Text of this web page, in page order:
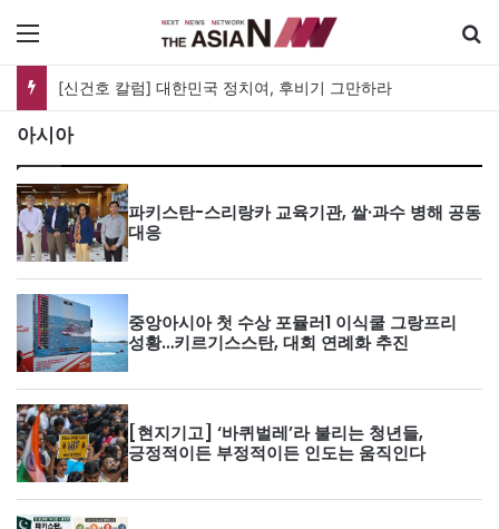
[신건호 칼럼] 대한민국 정치여, 후비기 그만하라
아시아
파키스탄-스리랑카 교육기관, 쌀·과수 병해 공동
대응
중앙아시아 첫 수상 포뮬러1 이식쿨 그랑프리
성황…키르기스스탄, 대회 연례화 추진
[현지기고] ‘바퀴벌레’라 불리는 청년들,
긍정적이든 부정적이든 인도는 움직인다